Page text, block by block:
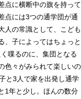
点に横断中の旗を持って
点には3つの通学団が通
人の常識として、こども
、子によってはちょっと
喋るのに、集団となる
色々がみられて楽しいの
と3人で家を出発し通学
1年と少し。ほんの数分